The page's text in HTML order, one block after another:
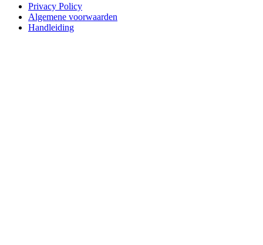
Privacy Policy
Algemene voorwaarden
Handleiding